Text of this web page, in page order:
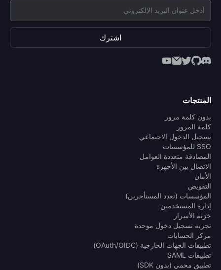
اشترك
المنتجات
بدون كلمة مرور
كلمة المرور
تسجيل الدخول الاجتماعي
SSO للمؤسسات
المصادقة متعددة العوامل
الاتصال بين الأجهزة
الأمان
التفويض
المؤسسات (تعدد المستأجرين)
إدارة المستخدمين
خزنة الأسرار
تجربة تسجيل دخول موحدة
مركز الحسابات
تطبيقات الجهات الخارجية (OAuth/OIDC)
تطبيقات SAML
تطبيق محمي (بدون SDK)